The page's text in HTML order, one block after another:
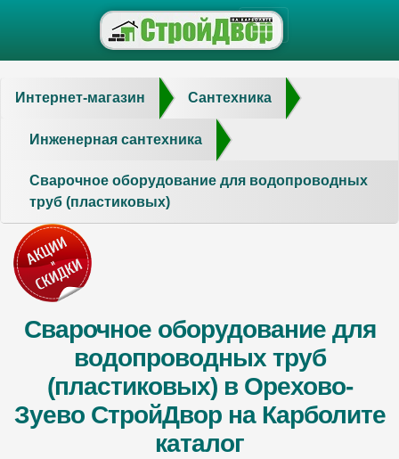
Интернет-магазин Сантехника
Инженерная сантехника
Сварочное оборудование для водопроводных
труб (пластиковых)
Сварочное оборудование для
водопроводных труб
(пластиковых) в Орехово-
Зуево СтройДвор на Карболите
каталог